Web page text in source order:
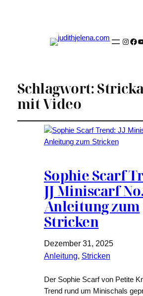
Schlagwort:
mit Video
Sophie Scarf
JJ Miniscarf
Anleitung zum
Stricken
Dezember 31, 2025
Anleitung, Stricken
Der Sophie Scarf von Petite
Trend rund um Minischals